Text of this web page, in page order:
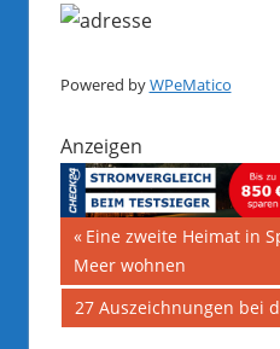
Powered byWPeMatico
Anzeigen
Vorheriger
Beitrag:
Eine zweite Heimat in
Meer wohnen
Nächster
27 Auszeichnungen bei